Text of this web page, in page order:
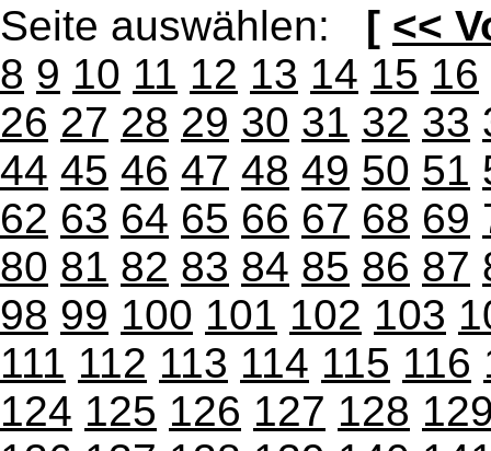
Seite auswählen: [ <<
8 9 10 11 12 13 14 15 16
26 27 28 29 30 31 32 33
44 45 46 47 48 49 50 51
62 63 64 65 66 67 68 69
80 81 82 83 84 85 86 87
98 99 100 101 102 103
111 112 113 114 115 116
124 125 126 127 128